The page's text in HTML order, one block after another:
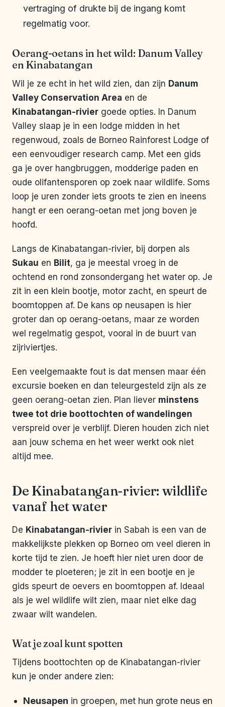
vertraging of drukte bij de ingang komt
regelmatig voor.
Oerang-oetans in het wild: Danum Valley
en Kinabatangan
Wil je ze echt in het wild zien, dan zijn Danum
Valley Conservation Area en de
Kinabatangan-rivier goede opties. In Danum
Valley slaap je in een lodge midden in het
regenwoud, zoals de Borneo Rainforest Lodge of
een eenvoudiger research camp. Met een gids
ga je over hangbruggen, modderige paden en
oude olifantensporen op zoek naar wildlife. Soms
loop je uren zonder iets groots te zien en ineens
hangt er een oerang-oetan met jong boven je
hoofd.
Langs de Kinabatangan-rivier, bij dorpen als
Sukau en Bilit, ga je meestal vroeg in de
ochtend en rond zonsondergang het water op. Je
zit in een klein bootje, motor zacht, en speurt de
boomtoppen af. De kans op neusapen is hier
groter dan op oerang-oetans, maar ze worden
wel regelmatig gespot, vooral in de buurt van
zijriviertjes.
Een veelgemaakte fout is dat mensen maar één
excursie boeken en dan teleurgesteld zijn als ze
geen oerang-oetan zien. Plan liever minstens
twee tot drie boottochten of wandelingen
verspreid over je verblijf. Dieren houden zich niet
aan jouw schema en het weer werkt ook niet
altijd mee.
De Kinabatangan-rivier: wildlife
vanaf het water
De Kinabatangan-rivier in Sabah is een van de
makkelijkste plekken op Borneo om veel dieren in
korte tijd te zien. Je hoeft hier niet uren door de
modder te ploeteren; je zit in een bootje en je
gids speurt de oevers en boomtoppen af. Ideaal
als je wel wildlife wilt zien, maar niet elke dag
zwaar wilt wandelen.
Wat je zoal kunt spotten
Tijdens boottochten op de Kinabatangan-rivier
kun je onder andere zien:
Neusapen in groepen, met hun grote neus en